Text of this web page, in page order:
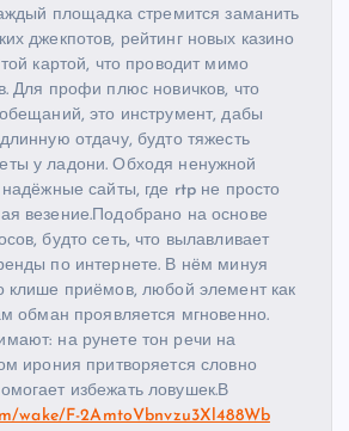
площадка стремится заманить
джекпотов, рейтинг новых казино
картой, что проводит мимо
Для профи плюс новичков, что
это инструмент, дабы
отдачу, будто тяжесть
у ладони. Обходя ненужной
надёжные сайты, где rtp не просто
везение.Подобрано на основе
будто сеть, что вылавливает
по интернете. В нём минуя
клише приёмов, любой элемент как
обман проявляется мгновенно.
на рунете тон речи на
ирония притворяется словно
избежать ловушек.В
wake/F-2AmtoVbnvzu3Xl488Wb